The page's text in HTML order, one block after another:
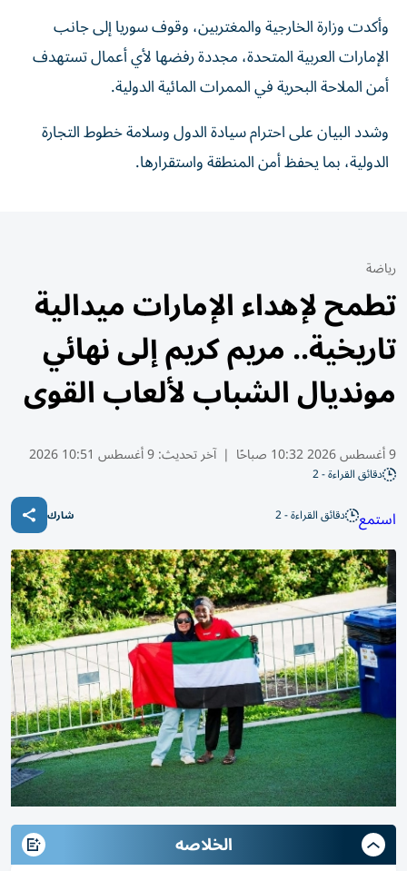
وأكدت وزارة الخارجية والمغتربين، وقوف سوريا إلى ‏جانب
الإمارات العربية المتحدة، مجددة رفضها لأي أعمال تستهدف
أمن الملاحة ‏البحرية في الممرات المائية الدولية.‏
وشدد البيان على احترام سيادة الدول وسلامة خطوط التجارة
الدولية، بما ‏يحفظ أمن المنطقة واستقرارها.‏
رياضة
تطمح لإهداء الإمارات ميدالية
تاريخية.. مريم كريم إلى نهائي
مونديال الشباب لألعاب القوى
9 أغسطس 2026 10:32 صباحًا | آخر تحديث:9 أغسطس 10:51 2026
دقائق القراءة - 2
استمع دقائق القراءة - 2 شارك
الخلاصه